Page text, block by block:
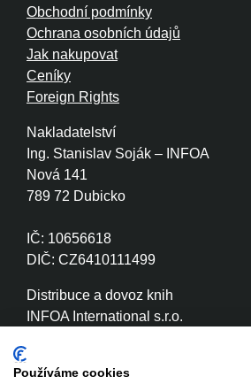
Nakladatelství
Ing. Stanislav Soják – INFOA
Nová 141
789 72 Dubicko
IČ: 10656618
DIČ: CZ6410111499
Distribuce a dovoz knih
INFOA International s.r.o.
Obchodní podmínky
Ochrana osobních údajů
Jak nakupovat
Ceníky
Foreign Rights
Používáme cookies